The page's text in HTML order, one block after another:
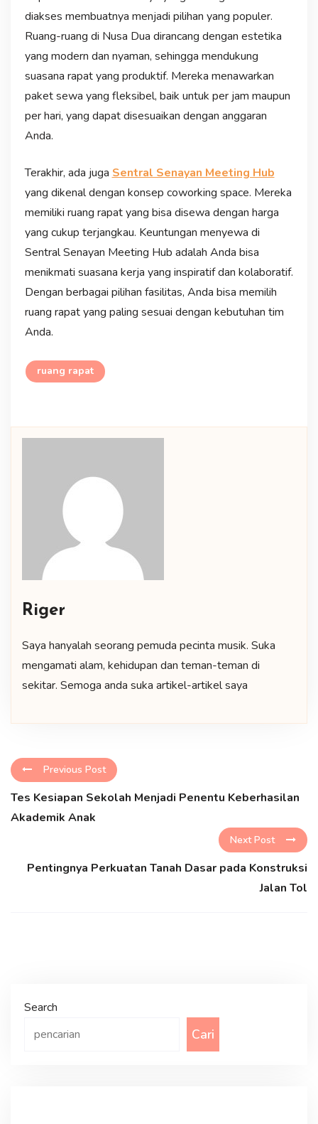
diakses membuatnya menjadi pilihan yang populer.
Ruang-ruang di Nusa Dua dirancang dengan estetika
yang modern dan nyaman, sehingga mendukung
suasana rapat yang produktif. Mereka menawarkan
paket sewa yang fleksibel, baik untuk per jam maupun
per hari, yang dapat disesuaikan dengan anggaran
Anda.
Terakhir, ada juga Sentral Senayan Meeting Hub
yang dikenal dengan konsep coworking space. Mereka
memiliki ruang rapat yang bisa disewa dengan harga
yang cukup terjangkau. Keuntungan menyewa di
Sentral Senayan Meeting Hub adalah Anda bisa
menikmati suasana kerja yang inspiratif dan kolaboratif.
Dengan berbagai pilihan fasilitas, Anda bisa memilih
ruang rapat yang paling sesuai dengan kebutuhan tim
Anda.
ruang rapat
Riger
Saya hanyalah seorang pemuda pecinta musik. Suka
mengamati alam, kehidupan dan teman-teman di
sekitar. Semoga anda suka artikel-artikel saya
Previous Post
Tes Kesiapan Sekolah Menjadi Penentu Keberhasilan
Akademik Anak
Next Post
Pentingnya Perkuatan Tanah Dasar pada Konstruksi
Jalan Tol
Search
Cari